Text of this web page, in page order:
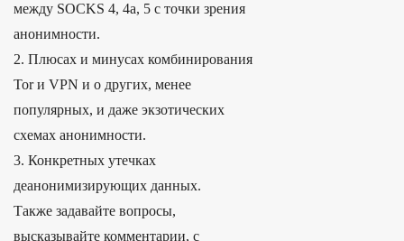
между SOCKS 4, 4a, 5 с точки зрения
анонимности.
2. Плюсах и минусах комбинирования
Tor и VPN и о других, менее
популярных, и даже экзотических
схемах анонимности.
3. Конкретных утечках
деанонимизирующих данных.
Также задавайте вопросы,
высказывайте комментарии, с